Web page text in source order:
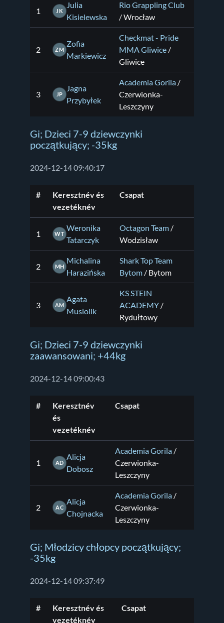
1 JK
Julia
Kisielewska
Rio Grappling Club
/ Wrocław
2 ZM
Zofia
Markiewicz
Checkmat - Pride
MMA Gliwice /
Gliwice
3 JP
Jagna
Przybyłek
Academia Gorila /
Czerwionka-
Leszczyny
Gi; Dzieci 7-9 dziewczynki
początkujący; -35kg
2024-12-14 09:40:17
#
Keresztnév és
vezetéknév
Csapat
1 WT
Weronika
Tatarczyk
Octagon Team /
Wodzisław
2 MH
Michalina
Harazińska
Shark Top Team
Bytom / Bytom
3 AM
Agata
Musiolik
KS STEIN
ACADEMY /
Rydułtowy
Gi; Dzieci 7-9 dziewczynki
zaawansowani; +44kg
2024-12-14 09:00:43
#
Keresztnév
és
vezetéknév
Csapat
1 AD
Alicja
Dobosz
Academia Gorila /
Czerwionka-
Leszczyny
2 AC
Alicja
Chojnacka
Academia Gorila /
Czerwionka-
Leszczyny
Gi; Młodzicy chłopcy początkujący;
-35kg
2024-12-14 09:37:49
#
Keresztnév és
vezetéknév
Csapat